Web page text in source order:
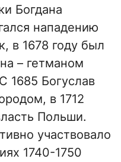
Богдана
нападению
в 1678 году был
– гетманом
Богуслав
в 1712
Польши.
участвовало
1740-1750